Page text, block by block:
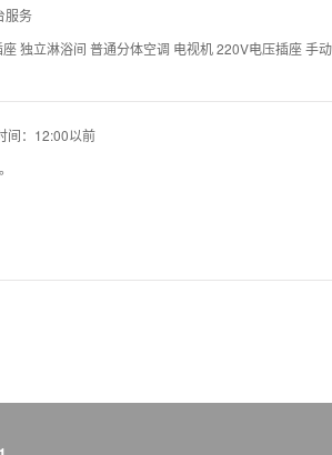
服务
独立淋浴间 普通分体空调 电视机 220V电压插座 手
间：12:00以前